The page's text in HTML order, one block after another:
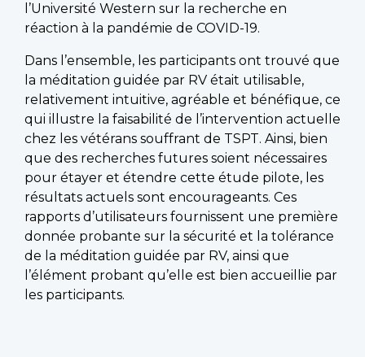
l’Université Western sur la recherche en
réaction à la pandémie de COVID-19.
Dans l’ensemble, les participants ont trouvé que
la méditation guidée par RV était utilisable,
relativement intuitive, agréable et bénéfique, ce
qui illustre la faisabilité de l’intervention actuelle
chez les vétérans souffrant de TSPT. Ainsi, bien
que des recherches futures soient nécessaires
pour étayer et étendre cette étude pilote, les
résultats actuels sont encourageants. Ces
rapports d’utilisateurs fournissent une première
donnée probante sur la sécurité et la tolérance
de la méditation guidée par RV, ainsi que
l’élément probant qu’elle est bien accueillie par
les participants.